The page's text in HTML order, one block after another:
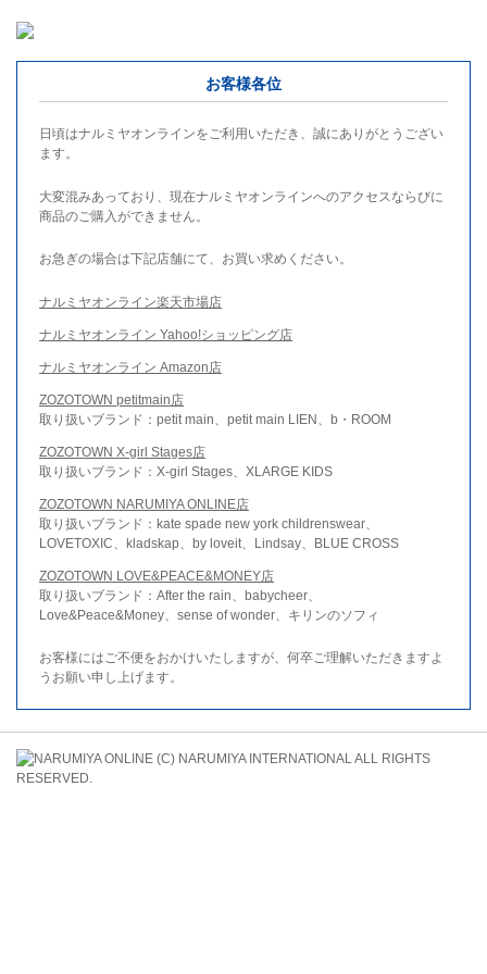
お客様各位
日頃はナルミヤオンラインをご利用いただき、誠にありがとうござい
ます。
大変混みあっており、現在ナルミヤオンラインへのアクセスならびに
商品のご購入ができません。
お急ぎの場合は下記店舗にて、お買い求めください。
ナルミヤオンライン楽天市場店
ナルミヤオンライン Yahoo!ショッピング店
ナルミヤオンライン Amazon店
ZOZOTOWN petitmain店
取り扱いブランド：petit main、petit main LIEN、b・ROOM
ZOZOTOWN X-girl Stages店
取り扱いブランド：X-girl Stages、XLARGE KIDS
ZOZOTOWN NARUMIYA ONLINE店
取り扱いブランド：kate spade new york childrenswear、
LOVETOXIC、kladskap、by loveit、Lindsay、BLUE CROSS
ZOZOTOWN LOVE&PEACE&MONEY店
取り扱いブランド：After the rain、babycheer、
Love&Peace&Money、sense of wonder、キリンのソフィ
お客様にはご不便をおかけいたしますが、何卒ご理解いただきますよ
うお願い申し上げます。